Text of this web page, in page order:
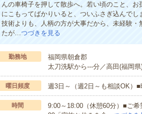
んの車椅子を押して散歩へ。若い頃のこと、
にこもってばかりいると、ついふさぎ込んでし
技術よりも、人柄の方が大事だから、未経験
たが…つづきを見る
勤務地
福岡県朝倉郡
太刀洗駅から---分／高田(福岡
曜日頻度 週3日～（週2日～も相談OK）
時間
9:00～18:00（休憩60分）■ご